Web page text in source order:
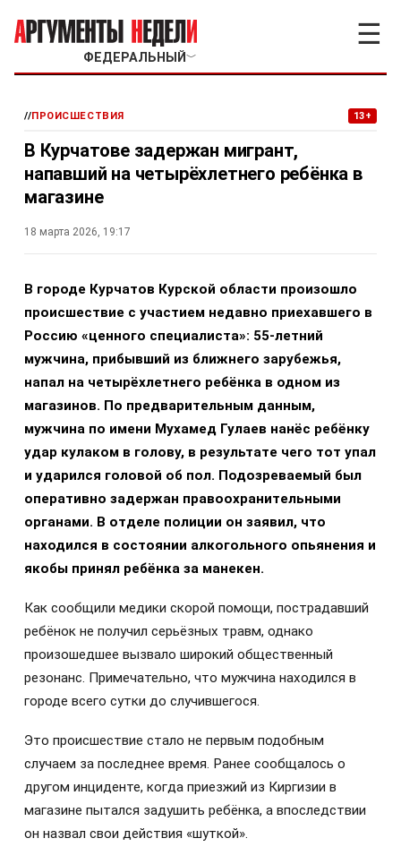
ФЕДЕРАЛЬНЫЙ ﹀
☰
//ПРОИСШЕСТВИЯ 13+
В Курчатове задержан мигрант,
напавший на четырёхлетнего ребёнка в
магазине
18 марта 2026, 19:17
В городе Курчатов Курской области произошло
происшествие с участием недавно приехавшего в
Россию «ценного специалиста»: 55-летний
мужчина, прибывший из ближнего зарубежья,
напал на четырёхлетнего ребёнка в одном из
магазинов. По предварительным данным,
мужчина по имени Мухамед Гулаев нанёс ребёнку
удар кулаком в голову, в результате чего тот упал
и ударился головой об пол. Подозреваемый был
оперативно задержан правоохранительными
органами. В отделе полиции он заявил, что
находился в состоянии алкогольного опьянения и
якобы принял ребёнка за манекен.
Как сообщили медики скорой помощи, пострадавший
ребёнок не получил серьёзных травм, однако
произошедшее вызвало широкий общественный
резонанс. Примечательно, что мужчина находился в
городе всего сутки до случившегося.
Это происшествие стало не первым подобным
случаем за последнее время. Ранее сообщалось о
другом инциденте, когда приезжий из Киргизии в
магазине пытался задушить ребёнка, а впоследствии
он назвал свои действия «шуткой».